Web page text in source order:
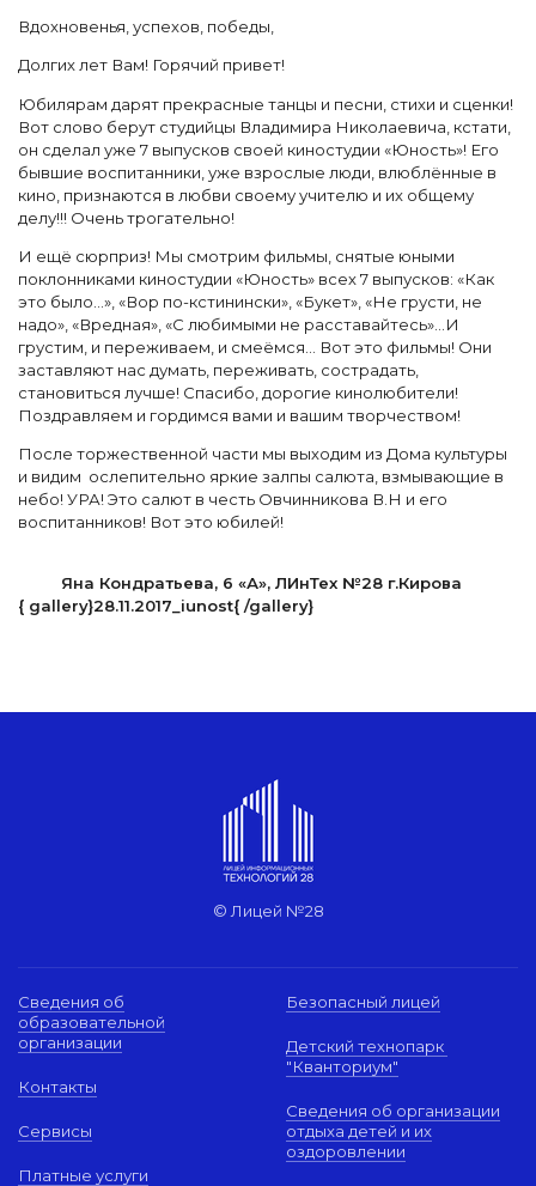
Вдохновенья, успехов, победы,
Долгих лет Вам! Горячий привет!
Юбилярам дарят прекрасные танцы и песни, стихи и сценки!
Вот слово берут студийцы Владимира Николаевича, кстати,
он сделал уже 7 выпусков своей киностудии «Юность»! Его
бывшие воспитанники, уже взрослые люди, влюблённые в
кино, признаются в любви своему учителю и их общему
делу!!! Очень трогательно!
И ещё сюрприз! Мы смотрим фильмы, снятые юными
поклонниками киностудии «Юность» всех 7 выпусков: «Как
это было…», «Вор по-кстинински», «Букет», «Не грусти, не
надо», «Вредная», «С любимыми не расставайтесь»…И
грустим, и переживаем, и смеёмся… Вот это фильмы! Они
заставляют нас думать, переживать, сострадать,
становиться лучше! Спасибо, дорогие кинолюбители!
Поздравляем и гордимся вами и вашим творчеством!
После торжественной части мы выходим из Дома культуры
и видим ослепительно яркие залпы салюта, взмывающие в
небо! УРА! Это салют в честь Овчинникова В.Н и его
воспитанников! Вот это юбилей!
Яна Кондратьева, 6 «А», ЛИнТех №28 г.Кирова
{ gallery}28.11.2017_iunost{ /gallery}
© Лицей №28
Сведения об
образовательной
организации
Контакты
Сервисы
Платные услуги
Безопасный лицей
Детский технопарк
"Кванториум"
Сведения об организации
отдыха детей и их
оздоровлении